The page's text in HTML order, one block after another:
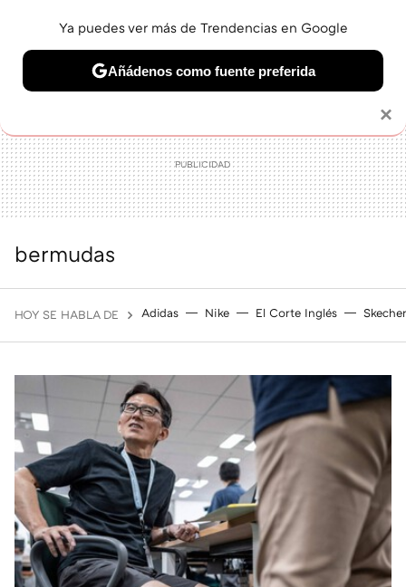
BELLEZA SHOPPING VIAJES GASTRO SNEAKERS
bermudas
HOY SE HABLA DE Adidas Nike El Corte Inglés
×
Ya puedes ver más de Trendencias en Google
Añádenos como fuente preferida